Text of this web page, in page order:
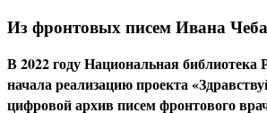
Из фронтовых писем Ивана
В 2022 году Национальная библиотека
начала реализацию проекта
цифровой архив писем фронтового